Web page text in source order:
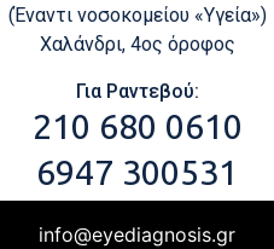
(Έναντι νοσοκομείου «Υγεία»)
Χαλάνδρι, 4ος όροφος
Για Ραντεβού:
210 680 0610
6947 300531
info@eyediagnosis.gr